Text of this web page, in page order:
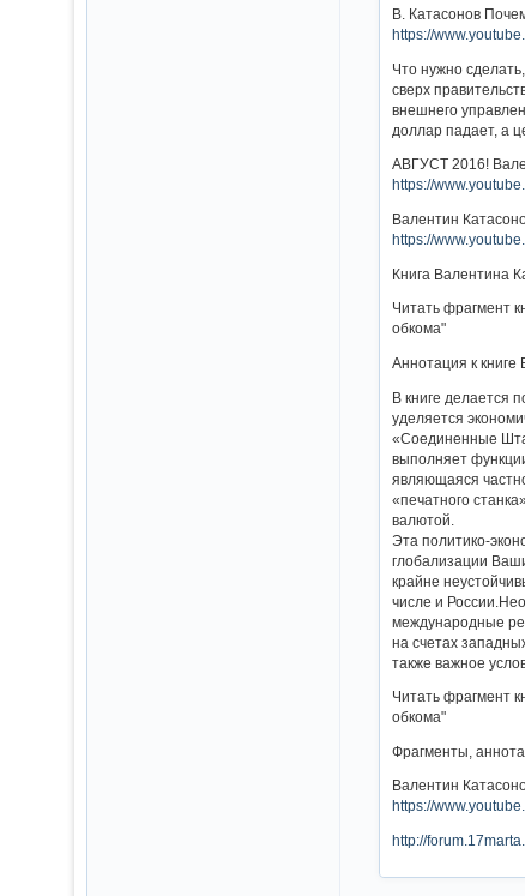
В. Катасонов
https://
Что нужно
сверх
внешнего
доллар падает, а
АВГУСТ 2016!
https://
Валентин
https://
Книга Валентина
Читать фрагмент
обкома"
Аннотация к
В книге делается
уделяется
«Соединенные
выполняет
являющаяся
«печатного
валютой.
Эта политико-
глобализации
крайне
числе и
международные
на счетах
также важное
Читать фрагмент
обкома"
Фрагменты,
Валентин
https://
http://